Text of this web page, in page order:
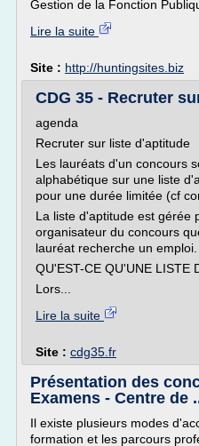
Gestion de la Fonction
Lire la suite
Site : http://huntingsites.biz
CDG 35 - Recruter
agenda
Recruter sur liste d'aptitude
Les lauréats d'un concours
alphabétique sur une liste
pour une durée limitée (cf
La liste d'aptitude est gérée
organisateur du concours
lauréat recherche un emploi.
QU'EST-CE QU'UNE LISTE
Lors...
Lire la suite
Site : cdg35.fr
Présentation des
Examens - Centre de
Il existe plusieurs modes
formation et les parcours